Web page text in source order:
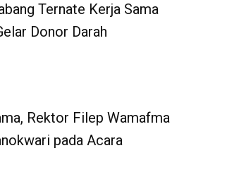
Ternate Kerja Sama
Donor Darah
Rektor Filep Wamafma
pada Acara